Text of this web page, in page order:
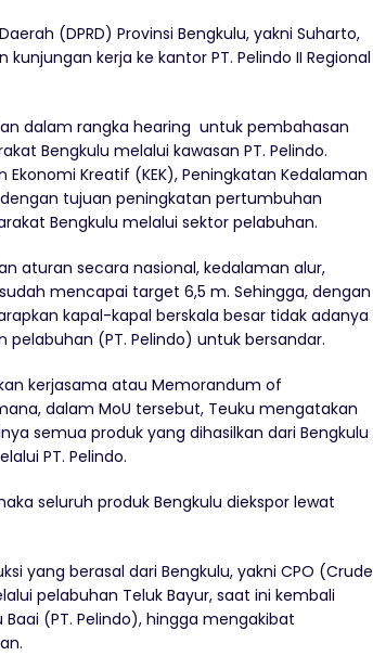
(DPRD) Provinsi Bengkulu, yakni Suharto,
kerja ke kantor PT. Pelindo II Regional
dalam rangka hearing untuk pembahasan
Bengkulu melalui kawasan PT. Pelindo.
Kreatif (KEK), Peningkatan Kedalaman
tujuan peningkatan pertumbuhan
Bengkulu melalui sektor pelabuhan.
aturan secara nasional, kedalaman alur,
mencapai target 6,5 m. Sehingga, dengan
kapal-kapal berskala besar tidak adanya
(PT. Pelindo) untuk bersandar.
kerjasama atau Memorandum of
dalam MoU tersebut, Teuku mengatakan
semua produk yang dihasilkan dari Bengkulu
PT. Pelindo.
seluruh produk Bengkulu diekspor lewat
yang berasal dari Bengkulu, yakni CPO (Crude
pelabuhan Teluk Bayur, saat ini kembali
(PT. Pelindo), hingga mengakibat